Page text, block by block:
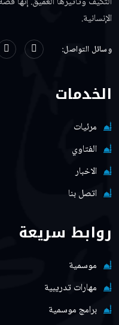
الإنسانية.
وسائل التواصل:
الخدمات
مرئيات
الفتاوي
الاخبار
اتصل بنا
روابط سريعة
موسمية
مهارات تدريبية
برامج موسمية